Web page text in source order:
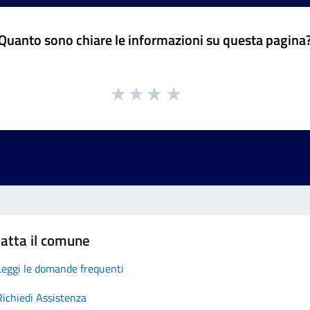
sono chiare le informazioni su questa
il comune
le domande frequenti
Assistenza